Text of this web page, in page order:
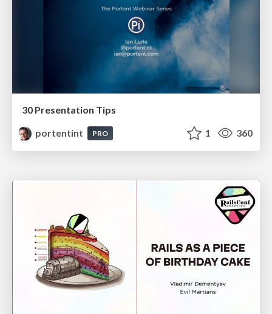
30 Presentation Tips
portentint
PRO 1 360